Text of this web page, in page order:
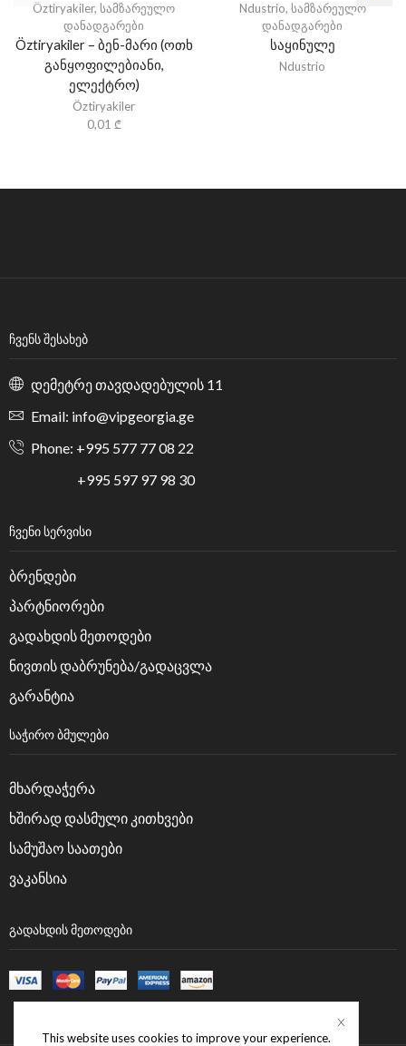
Öztiryakiler, სამზარეულო
დანადგარები
Öztiryakiler – ბენ-მარი (ოთხ
განყოფილებიანი,
ელექტრო)
Öztiryakiler
0,01 ₾
Ndustrio, სამზარეულო
დანადგარები
საყინულე
Ndustrio
ᲩᲕᲔᲜᲡ ᲨᲔᲡᲐᲮᲔᲑ
დემეტრე თავდადებულის 11
Email: info@vipgeorgia.ge
Phone: +995 577 77 08 22
+995 597 97 98 30
ᲩᲕᲔᲜᲘ ᲡᲔᲠᲕᲘᲡᲘ
ბრენდები
პარტნიორები
გადახდის მეთოდები
ნივთის დაბრუნება/გადაცვლა
გარანტია
ᲡᲐᲭᲘᲠᲝ ᲑᲛᲣᲚᲔᲑᲘ
მხარდაჭერა
ხშირად დასმული კითხვები
სამუშაო საათები
ვაკანსია
ᲒᲐᲓᲐᲮᲓᲘᲡ ᲛᲔᲗᲝᲓᲔᲑᲘ
This website uses cookies to improve your experience.